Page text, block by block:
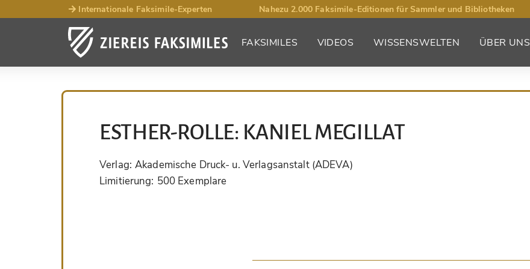
Internationale Faksimile-Experten Nahezu 2.000 Faksimile-Editionen für Sammler und Bibliotheken
FAKSIMILES VIDEOS WISSENSWELTEN ÜBER UNS
ESTHER-ROLLE: KANIEL MEGILLAT
Verlag: Akademische Druck- u. Verlagsanstalt (ADEVA)
Limitierung: 500 Exemplare